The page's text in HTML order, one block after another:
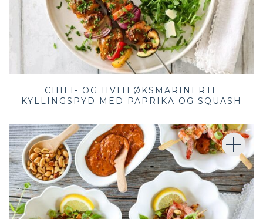
CHILI- OG HVITLØKSMARINERTE
KYLLINGSPYD MED PAPRIKA OG SQUASH